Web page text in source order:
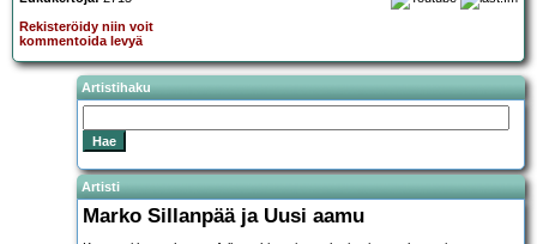
Rekisteröidy niin voit
kommentoida levyä
Artistihaku
Artisti
Marko Sillanpää ja Uusi aamu